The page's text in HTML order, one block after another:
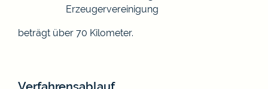
Erzeugervereinigung
beträgt über 70 Kilometer.